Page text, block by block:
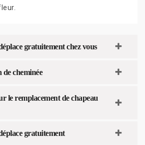
gratuitement chez vous
cheminée
le remplacement de chapeau
gratuitement